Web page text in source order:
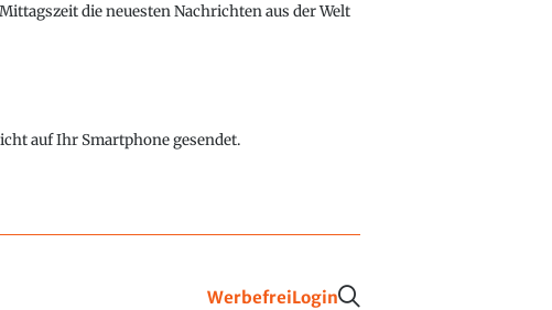
die neuesten Nachrichten aus der Welt
auf Ihr Smartphone gesendet.
WerbefreiLogin